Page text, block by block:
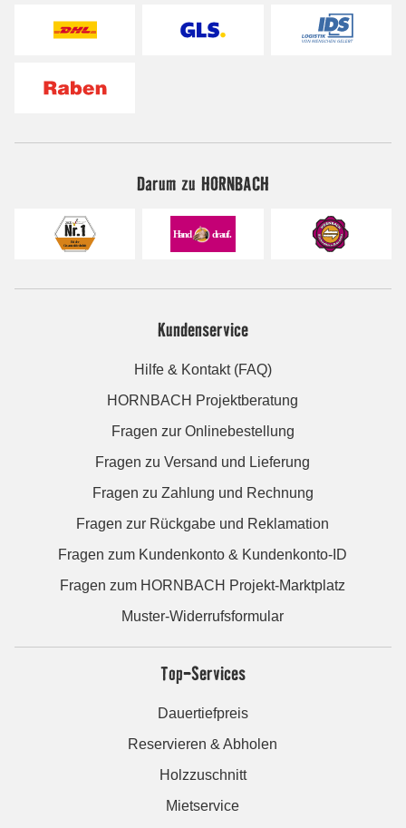
Darum zu HORNBACH
Kundenservice
Hilfe & Kontakt (FAQ)
HORNBACH Projektberatung
Fragen zur Onlinebestellung
Fragen zu Versand und Lieferung
Fragen zu Zahlung und Rechnung
Fragen zur Rückgabe und Reklamation
Fragen zum Kundenkonto & Kundenkonto-ID
Fragen zum HORNBACH Projekt-Marktplatz
Muster-Widerrufsformular
Top-Services
Dauertiefpreis
Reservieren & Abholen
Holzzuschnitt
Mietservice